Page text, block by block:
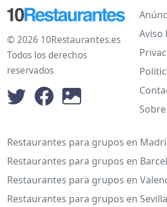
© 2026 10Restaurantes.es
Todos los derechos
reservados
Aviso
Restaurantes para grupos en
Restaurantes para grupos en
Restaurantes para grupos en
Restaurantes para grupos en Sevilla